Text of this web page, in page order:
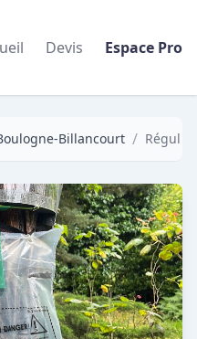
Devis Espace Pro
Billancourt / Régul